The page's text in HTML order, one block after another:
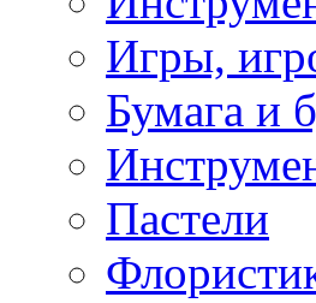
Игры,
Бумага и
Пастели